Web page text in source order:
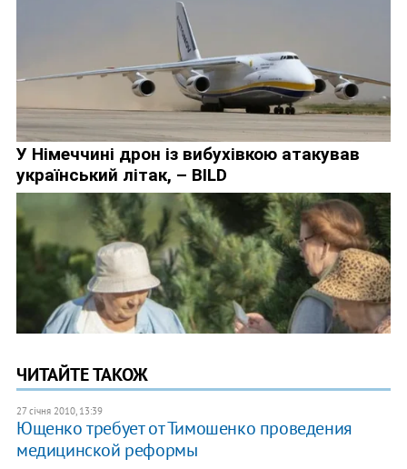
ЧИТАЙТЕ ТАКОЖ
27 січня 2010, 13:39
Ющенко требует от Тимошенко проведения
медицинской реформы